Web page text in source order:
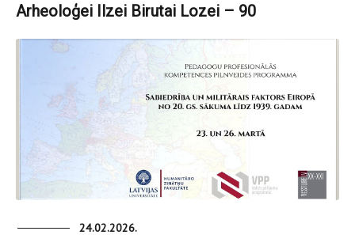
Arheoloģei Ilzei Birutai Lozei – 90
24.02.2026.